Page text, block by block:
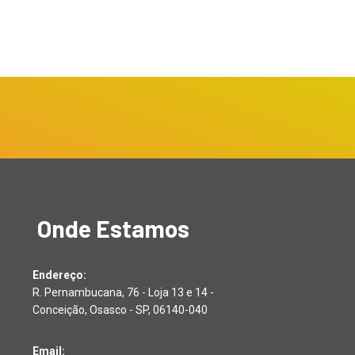
Onde Estamos
Endereço:
R. Pernambucana, 76 - Loja 13 e 14 -
Conceição, Osasco - SP, 06140-040
Email: